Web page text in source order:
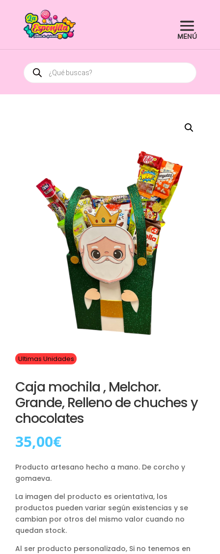
Búsqueda
de
productos
Ultimas Unidades
Caja mochila , Melchor.
Grande, Relleno de chuches y
chocolates
35,00€
Producto artesano hecho a mano. De corcho y
gomaeva.
La imagen del producto es orientativa, los
productos pueden variar según existencias y se
cambian por otros del mismo valor cuando no
quedan stock.
Al ser producto personalizado, Si no tenemos en